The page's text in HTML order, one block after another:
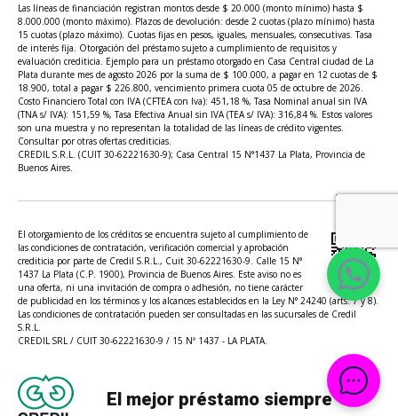
Las líneas de financiación registran montos desde $ 20.000 (monto mínimo) hasta $
8.000.000 (monto máximo). Plazos de devolución: desde 2 cuotas (plazo mínimo) hasta
15 cuotas (plazo máximo). Cuotas fijas en pesos, iguales, mensuales, consecutivas. Tasa
de interés fija. Otorgación del préstamo sujeto a cumplimiento de requisitos y
evaluación crediticia. Ejemplo para un préstamo otorgado en Casa Central ciudad de La
Plata durante mes de agosto 2026 por la suma de $ 100.000, a pagar en 12 cuotas de $
18.900, total a pagar $ 226.800, vencimiento primera cuota 05 de octubre de 2026.
Costo Financiero Total con IVA (CFTEA con Iva): 451,18 %, Tasa Nominal anual sin IVA
(TNA s/ IVA): 151,59 %, Tasa Efectiva Anual sin IVA (TEA s/ IVA): 316,84 %. Estos valores
son una muestra y no representan la totalidad de las líneas de crédito vigentes.
Consultar por otras ofertas crediticias.
CREDIL S.R.L. (CUIT 30-62221630-9); Casa Central 15 N°1437 La Plata, Provincia de
Buenos Aires.
El otorgamiento de los créditos se encuentra sujeto al cumplimiento de
las condiciones de contratación, verificación comercial y aprobación
crediticia por parte de Credil S.R.L., Cuit 30-62221630-9. Calle 15 N°
1437 La Plata (C.P. 1900), Provincia de Buenos Aires. Este aviso no es
una oferta, ni una invitación de compra o adhesión, no tiene carácter
de publicidad en los términos y los alcances establecidos en la Ley N° 24240 (arts. 7 y 8).
Las condiciones de contratación pueden ser consultadas en las sucursales de Credil
S.R.L.
CREDIL SRL / CUIT 30-62221630-9 / 15 Nº 1437 - LA PLATA.
El mejor préstamo siempre